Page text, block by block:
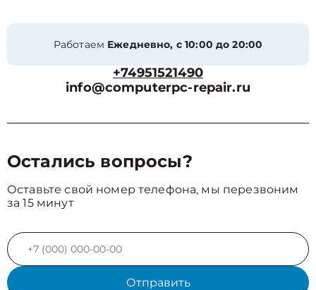
Работаем Ежедневно, с 10:00 до 20:00
+74951521490
info@computerpc-repair.ru
Остались вопросы?
Оставьте свой номер телефона, мы перезвоним
за 15 минут
Отправить